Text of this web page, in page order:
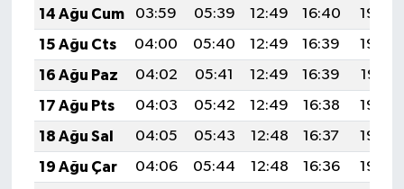
14 Ağu Cum
03:59 05:39 12:49 16:40
19:50
15 Ağu Cts
04:00 05:40 12:49 16:39
19:48
16 Ağu Paz
04:02 05:41 12:49 16:39
19:47
17 Ağu Pts
04:03 05:42 12:49 16:38
19:45
18 Ağu Sal
04:05 05:43 12:48 16:37
19:44
19 Ağu Çar
04:06 05:44 12:48 16:36
19:42